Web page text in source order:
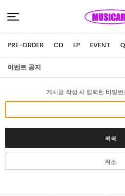
PRE-ORDER CD LP EVENT
이벤트 공지
게시글 작성 시 입력한 비밀
목록
취소